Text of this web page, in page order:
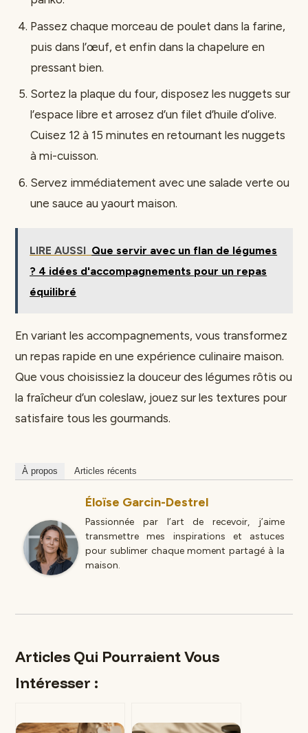
Passez chaque morceau de poulet dans la farine,
puis dans l’œuf, et enfin dans la chapelure en
pressant bien.
Sortez la plaque du four, disposez les nuggets sur
l’espace libre et arrosez d’un filet d’huile d’olive.
Cuisez 12 à 15 minutes en retournant les nuggets
à mi-cuisson.
Servez immédiatement avec une salade verte ou
une sauce au yaourt maison.
LIRE AUSSI Que servir avec un flan de légumes
? 4 idées d'accompagnements pour un repas
équilibré
En variant les accompagnements, vous transformez
un repas rapide en une expérience culinaire maison.
Que vous choisissiez la douceur des légumes rôtis ou
la fraîcheur d’un coleslaw, jouez sur les textures pour
satisfaire tous les gourmands.
À propos Articles récents
Éloïse Garcin-Destrel
Passionnée par l’art de recevoir, j’aime
transmettre mes inspirations et astuces
pour sublimer chaque moment partagé à la
maison.
Articles Qui Pourraient Vous
Intéresser :